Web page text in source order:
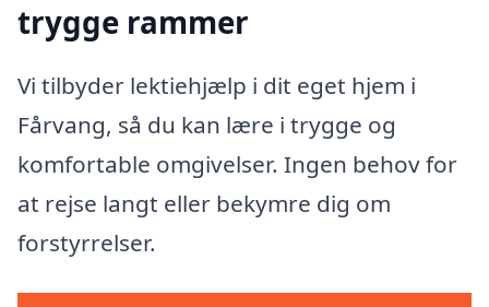
trygge rammer
Vi tilbyder lektiehjælp i dit eget hjem i
Fårvang, så du kan lære i trygge og
komfortable omgivelser. Ingen behov for
at rejse langt eller bekymre dig om
forstyrrelser.